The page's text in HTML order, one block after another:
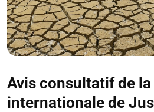
Avis consultatif de la
internationale de